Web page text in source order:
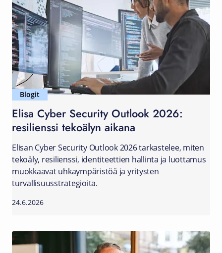
Blogit
Elisa Cyber Security Outlook 2026:
resilienssi tekoälyn aikana
Elisan Cyber Security Outlook 2026 tarkastelee, miten
tekoäly, resilienssi, identiteettien hallinta ja luottamus
muokkaavat uhkaympäristöä ja yritysten
turvallisuusstrategioita.
24.6.2026